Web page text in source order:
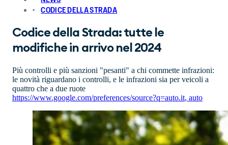
CODICE DELLA STRADA
Codice della Strada: tutte le
modifiche in arrivo nel 2024
Più controlli e più sanzioni "pesanti" a chi commette infrazioni:
le novità riguardano i controlli, e le infrazioni sia per veicoli a
quattro che a due ruote
https://www.google.com/preferences/source?q=auto.it, auto